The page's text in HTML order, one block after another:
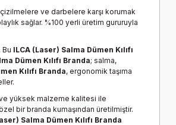
ve darbelere karşı korumak
sağlar. %100 yerli üretim gururuyla
ILCA (Laser) Salma Dümen Kılıfı
Dümen Kılıfı Branda; salma,
Kılıfı Branda, ergonomik taşıma
ve yüksek malzeme kalitesi ile
bir branda kumaşından üretilmiştir.
Salma Dümen Kılıfı Branda